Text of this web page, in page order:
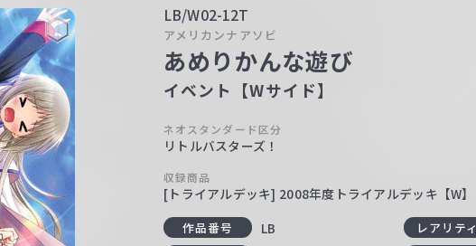
LB/W02-12T
アメリカンナアソビ
あめりかんな遊び
イベント【Wサイド】
ネオスタンダード区分
リトルバスターズ！
収録商品
[トライアルデッキ] 2008年度トライアルデッキ【W】
作品番号 LB レアリティ